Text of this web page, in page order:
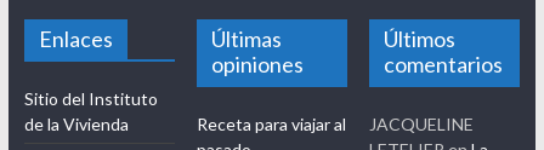
Enlaces
Sitio del Instituto
de la Vivienda
Últimas
opiniones
Receta para viajar al
Últimos
comentarios
JACQUELINE